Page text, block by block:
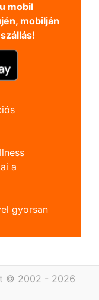
mobil
mobilján
a
gyorsan
© 2002 - 2026